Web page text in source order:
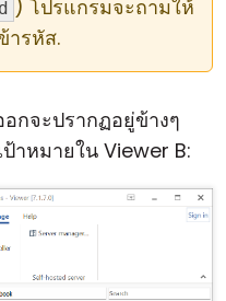
) โปรแกรมจะถามให้
ารหัส.
กจะปรากฏอยู่ข้างๆ
าหมายใน Viewer B: